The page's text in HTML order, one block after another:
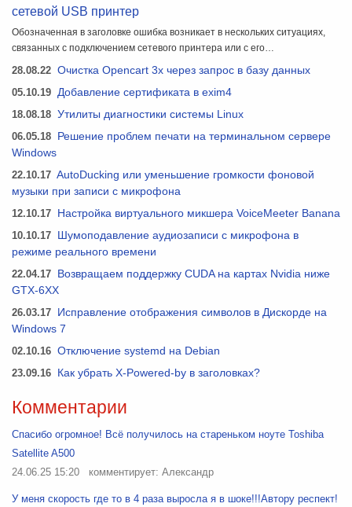
сетевой USB принтер
Обозначенная в заголовке ошибка возникает в нескольких ситуациях,
связанных с подключением сетевого принтера или с его…
28.08.22 Очистка Opencart 3x через запрос в базу данных
05.10.19 Добавление сертификата в exim4
18.08.18 Утилиты диагностики системы Linux
06.05.18
Решение проблем печати на терминальном сервере
Windows
22.10.17 AutoDucking или уменьшение громкости фоновой
музыки при записи с микрофона
12.10.17
Настройка виртуального микшера VoiceMeeter Banana
10.10.17
Шумоподавление аудиозаписи с микрофона в
режиме реального времени
22.04.17
Возвращаем поддержку CUDA на картах Nvidia ниже
GTX-6XX
26.03.17
Исправление отображения символов в Дискорде на
Windows 7
02.10.16 Отключение systemd на Debian
23.09.16
Как убрать X-Powered-by в заголовках?
Комментарии
Спасибо огромное! Всё получилось на стареньком ноуте Toshiba
Satellite A500
24.06.25 15:20 комментирует: Александр
У меня скорость где то в 4 раза выросла я в шоке!!!Автору респект!